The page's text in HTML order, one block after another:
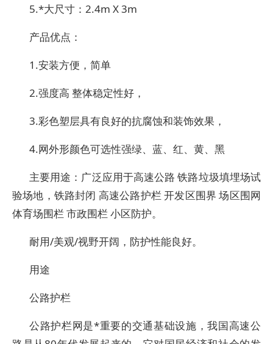
5.*大尺寸：2.4m X 3m
产品优点：
1.安装方便，简单
2.强度高 整体稳定性好，
3.彩色塑层具有良好的抗腐蚀和装饰效果，
4.网外形颜色可选性强绿、蓝、红、黄、黑
主要用途：广泛应用于高速公路 铁路垃圾填埋场试
验场地，铁路封闭 高速公路护栏 开发区围界 场区围网
体育场围栏 市政围栏 小区防护。
耐用/美观/视野开阔，防护性能良好。
用途
公路护栏
公路护栏网是*重要的交通基础设施，我国高速公